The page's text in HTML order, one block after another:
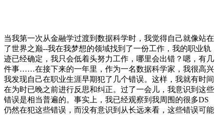
当我第一次从金融学过渡到数据科学时，我觉得自己就像站在
了世界之巅--我在我梦想的领域找到了一份工作，我的职业轨
迹已经确定，我只会低着头努力工作，哪里会出错？嗯，有几
件事……在接下来的一年里，作为一名数据科学家，我很高兴
我发现自己在职业生涯早期犯了几个错误。这样，我就有时间
在为时已晚之前进行反思和纠正。过了一会儿，我意识到这些
错误是相当普遍的。事实上，我已经观察到我周围的很多DS
仍然在犯这些错误，而没有意识到从长远来看，这些错误可能